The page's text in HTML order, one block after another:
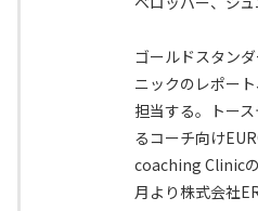
ゴールドスタン
ニックのレポー
担当する。トー
るコーチ向け
coaching Clinic
月より株式会社